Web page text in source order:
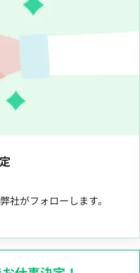
社がフォローします。